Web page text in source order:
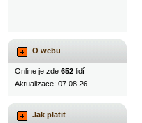
O webu
Online je zde 652 lidí
Aktualizace: 07.08.26
Jak platit